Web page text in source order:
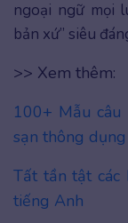
ngoại ngữ mọi
bản xứ” siêu
>> Xem thêm:
100+ Mẫu
sạn thông
Tất tần tật các
tiếng Anh